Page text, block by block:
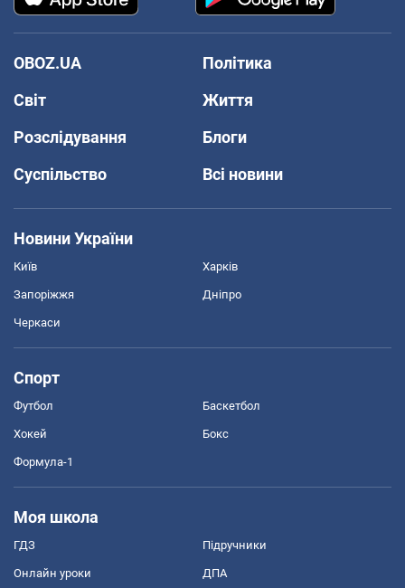
OBOZ.UA
Політика
Світ
Життя
Розслідування
Блоги
Суспільство
Всі новини
Новини України
Київ Харків
Запоріжжя Дніпро
Черкаси
Спорт
Футбол Баскетбол
Хокей Бокс
Формула-1
Моя школа
ГДЗ Підручники
Онлайн уроки ДПА